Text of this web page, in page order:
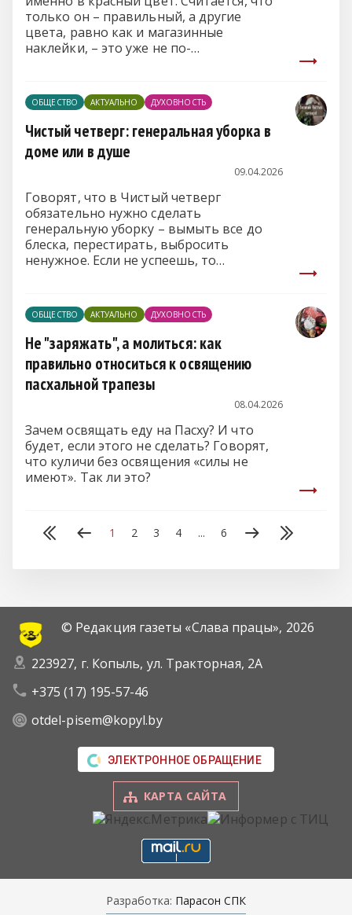
только он – правильный, а другие
цвета, равно как и магазинные
наклейки, – это уже не по-
ОБЩЕСТВО АКТУАЛЬНО ДУХОВНОСТЬ
Чистый четверг: генеральная уборка в
доме или в душе
09.04.2026
Говорят, что в Чистый четверг
обязательно нужно сделать
генеральную уборку – вымыть все до
блеска, перестирать, выбросить
ненужное. Если не успеешь, то
ОБЩЕСТВО АКТУАЛЬНО ДУХОВНОСТЬ
Не "заряжать", а молиться: как
правильно относиться к освящению
пасхальной трапезы
08.04.2026
Зачем освящать еду на Пасху? И что
будет, если этого не сделать? Говорят,
что куличи без освящения «силы не
имеют». Так ли это?
1 2 3 4 ... 6
© Редакция газеты «Слава працы», 2026
223927, г. Копыль, ул. Тракторная, 2А
+375 (17) 195-57-46
otdel-pisem@kopyl.by
ЭЛЕКТРОННОЕ ОБРАЩЕНИЕ
КАРТА САЙТА
Разработка: Парасон СПК